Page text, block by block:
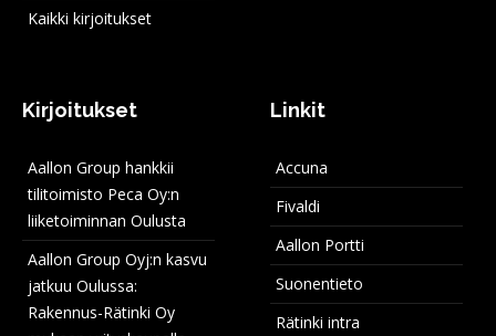
Kaikki kirjoitukset
Kirjoitukset
Aallon Group hankkii
tilitoimisto Peca Oy:n
liiketoiminnan Oulusta
Aallon Group Oyj:n kasvu
jatkuu Oulussa:
Rakennus-Rätinki Oy
Linkit
Accuna
Fivaldi
Aallon Portti
Suonentieto
Rätinki intra